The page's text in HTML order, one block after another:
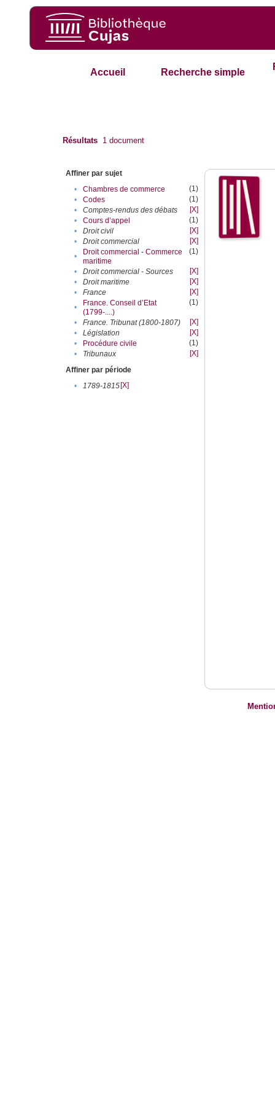
Accueil Recherche simple
Résultats 1 document
Affiner par sujet
•
Chambres de commerce
(1)
•
Codes
(1)
•
Comptes-rendus des débats
[X]
•
Cours d’appel
(1)
•
Droit civil
[X]
•
Droit commercial
[X]
•
Droit commercial - Commerce
maritime
(1)
• Droit commercial - Sources
[X]
•
Droit maritime
[X]
•
France
[X]
•
France. Conseil d’Etat
(1799-....)
(1)
• France. Tribunat (1800-1807)
[X]
•
Législation
[X]
•
Procédure civile
(1)
•
Tribunaux
[X]
Affiner par période
•
1789-1815[X]